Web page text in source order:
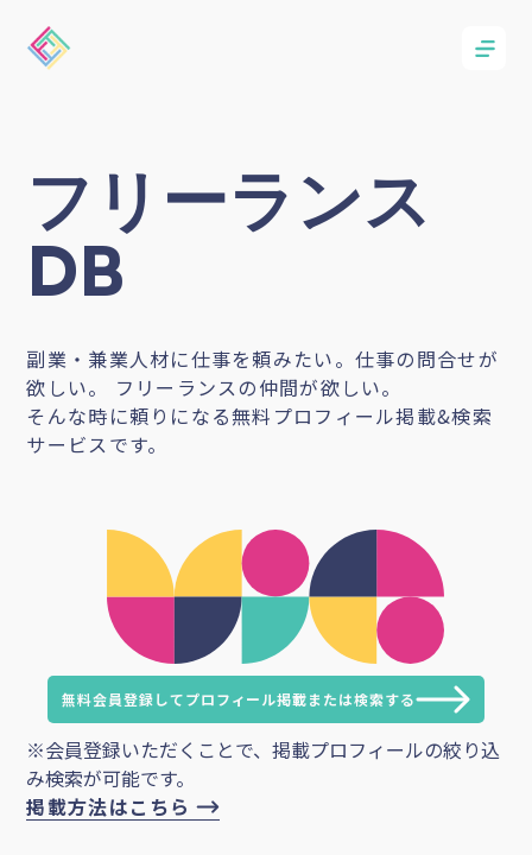
フリーランス
DB
副業・兼業人材に仕事を頼みたい。仕事の問合せが
欲しい。 フリーランスの仲間が欲しい。
そんな時に頼りになる無料プロフィール掲載&検索
サービスです。
無料会員登録してプロフィール掲載または検索する
※会員登録いただくことで、掲載プロフィールの絞り込
み検索が可能です。
掲載方法はこちら